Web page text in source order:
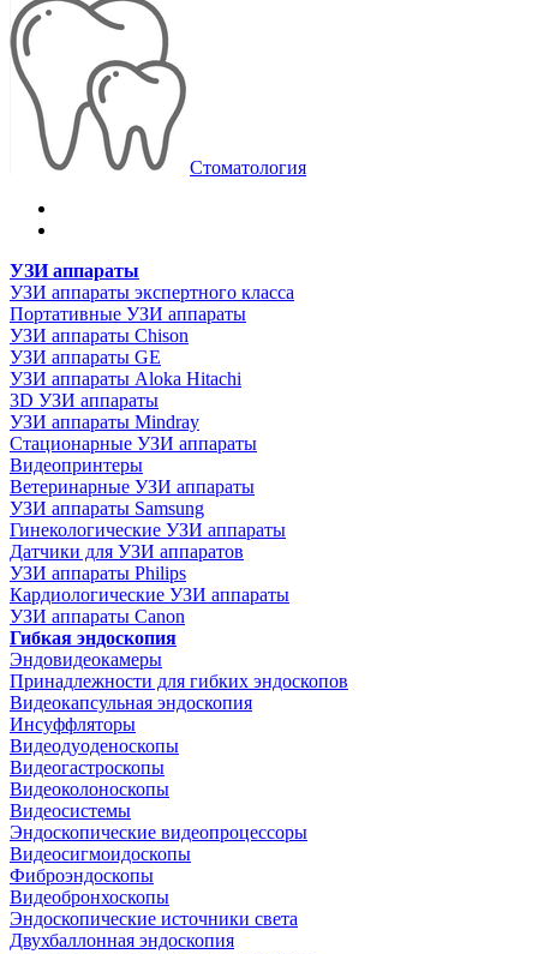
Стоматология
УЗИ аппараты
УЗИ аппараты экспертного класса
Портативные УЗИ аппараты
УЗИ аппараты Chison
УЗИ аппараты GE
УЗИ аппараты Aloka Hitachi
3D УЗИ аппараты
УЗИ аппараты Mindray
Стационарные УЗИ аппараты
Видеопринтеры
Ветеринарные УЗИ аппараты
УЗИ аппараты Samsung
Гинекологические УЗИ аппараты
Датчики для УЗИ аппаратов
УЗИ аппараты Philips
Кардиологические УЗИ аппараты
УЗИ аппараты Canon
Гибкая эндоскопия
Эндовидеокамеры
Принадлежности для гибких эндоскопов
Видеокапсульная эндоскопия
Инсуффляторы
Видеодуоденоскопы
Видеогастроскопы
Видеоколоноскопы
Видеосистемы
Эндоскопические видеопроцессоры
Видеосигмоидоскопы
Фиброэндоскопы
Видеобронхоскопы
Эндоскопические источники света
Двухбаллонная эндоскопия